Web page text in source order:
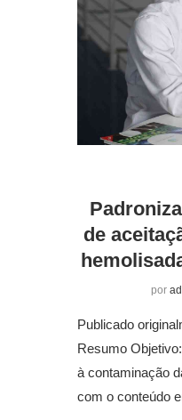
de
por
Publicado
Resumo
à contaminação
com o conteúdo